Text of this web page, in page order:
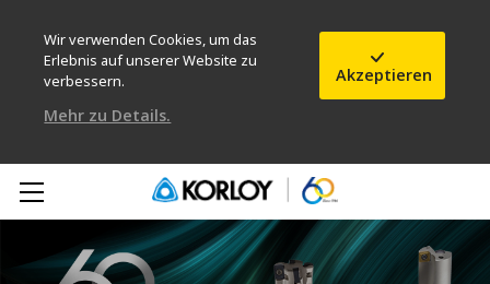
Wir verwenden Cookies, um das
Erlebnis auf unserer Website zu
verbessern.
Akzeptieren
Mehr zu Details.